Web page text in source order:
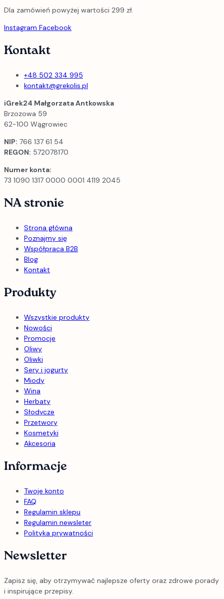
Dla zamówień powyżej wartości 299 zł.
Instagram Facebook
Kontakt
+48 502 334 995
kontakt@grekolis.pl
iGrek24 Małgorzata Antkowska
Brzozowa 59
62-100 Wągrowiec
NIP: 766 137 61 54
REGON: 572078170
Numer konta:
73 1090 1317 0000 0001 4119 2045
NA stronie
Strona główna
Poznajmy się
Współpraca B2B
Blog
Kontakt
Produkty
Wszystkie produkty
Nowości
Promocje
Oliwy
Oliwki
Sery i jogurty
Miody
Wina
Herbaty
Słodycze
Przetwory
Kosmetyki
Akcesoria
Informacje
Twoje konto
FAQ
Regulamin sklepu
Regulamin newsleter
Polityka prywatności
Newsletter
Zapisz się, aby otrzymywać najlepsze oferty oraz zdrowe porady
i inspirujące przepisy.